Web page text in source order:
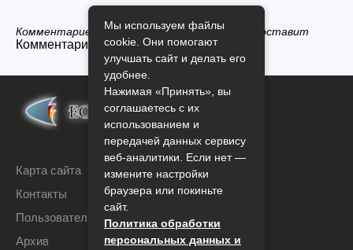
Комментариев нет, будьте первым кто его оставит
Комментарии закрыты.
Карта сайта
Контакты
Пользовательское соглашение
Архив
Мы используем файлы
cookie. Они помогают
улучшать сайт и делать его
удобнее.
Нажимая «Принять», вы
соглашаетесь с их
использованием и
передачей данных сервису
веб-аналитики. Если нет —
измените настройки
браузера или покиньте
сайт.
Политика обработки
персональных данных и